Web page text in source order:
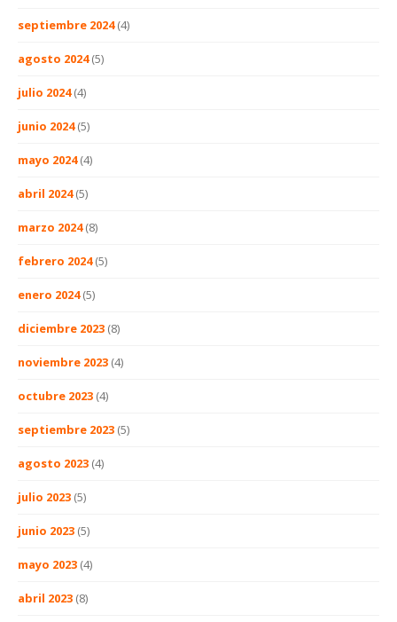
septiembre 2024(4)
agosto 2024(5)
julio 2024(4)
junio 2024(5)
mayo 2024(4)
abril 2024(5)
marzo 2024(8)
febrero 2024(5)
enero 2024(5)
diciembre 2023 (8)
noviembre 2023 (4)
octubre 2023 (4)
septiembre 2023 (5)
agosto 2023 (4)
julio 2023 (5)
junio 2023 (5)
mayo 2023 (4)
abril 2023 (8)